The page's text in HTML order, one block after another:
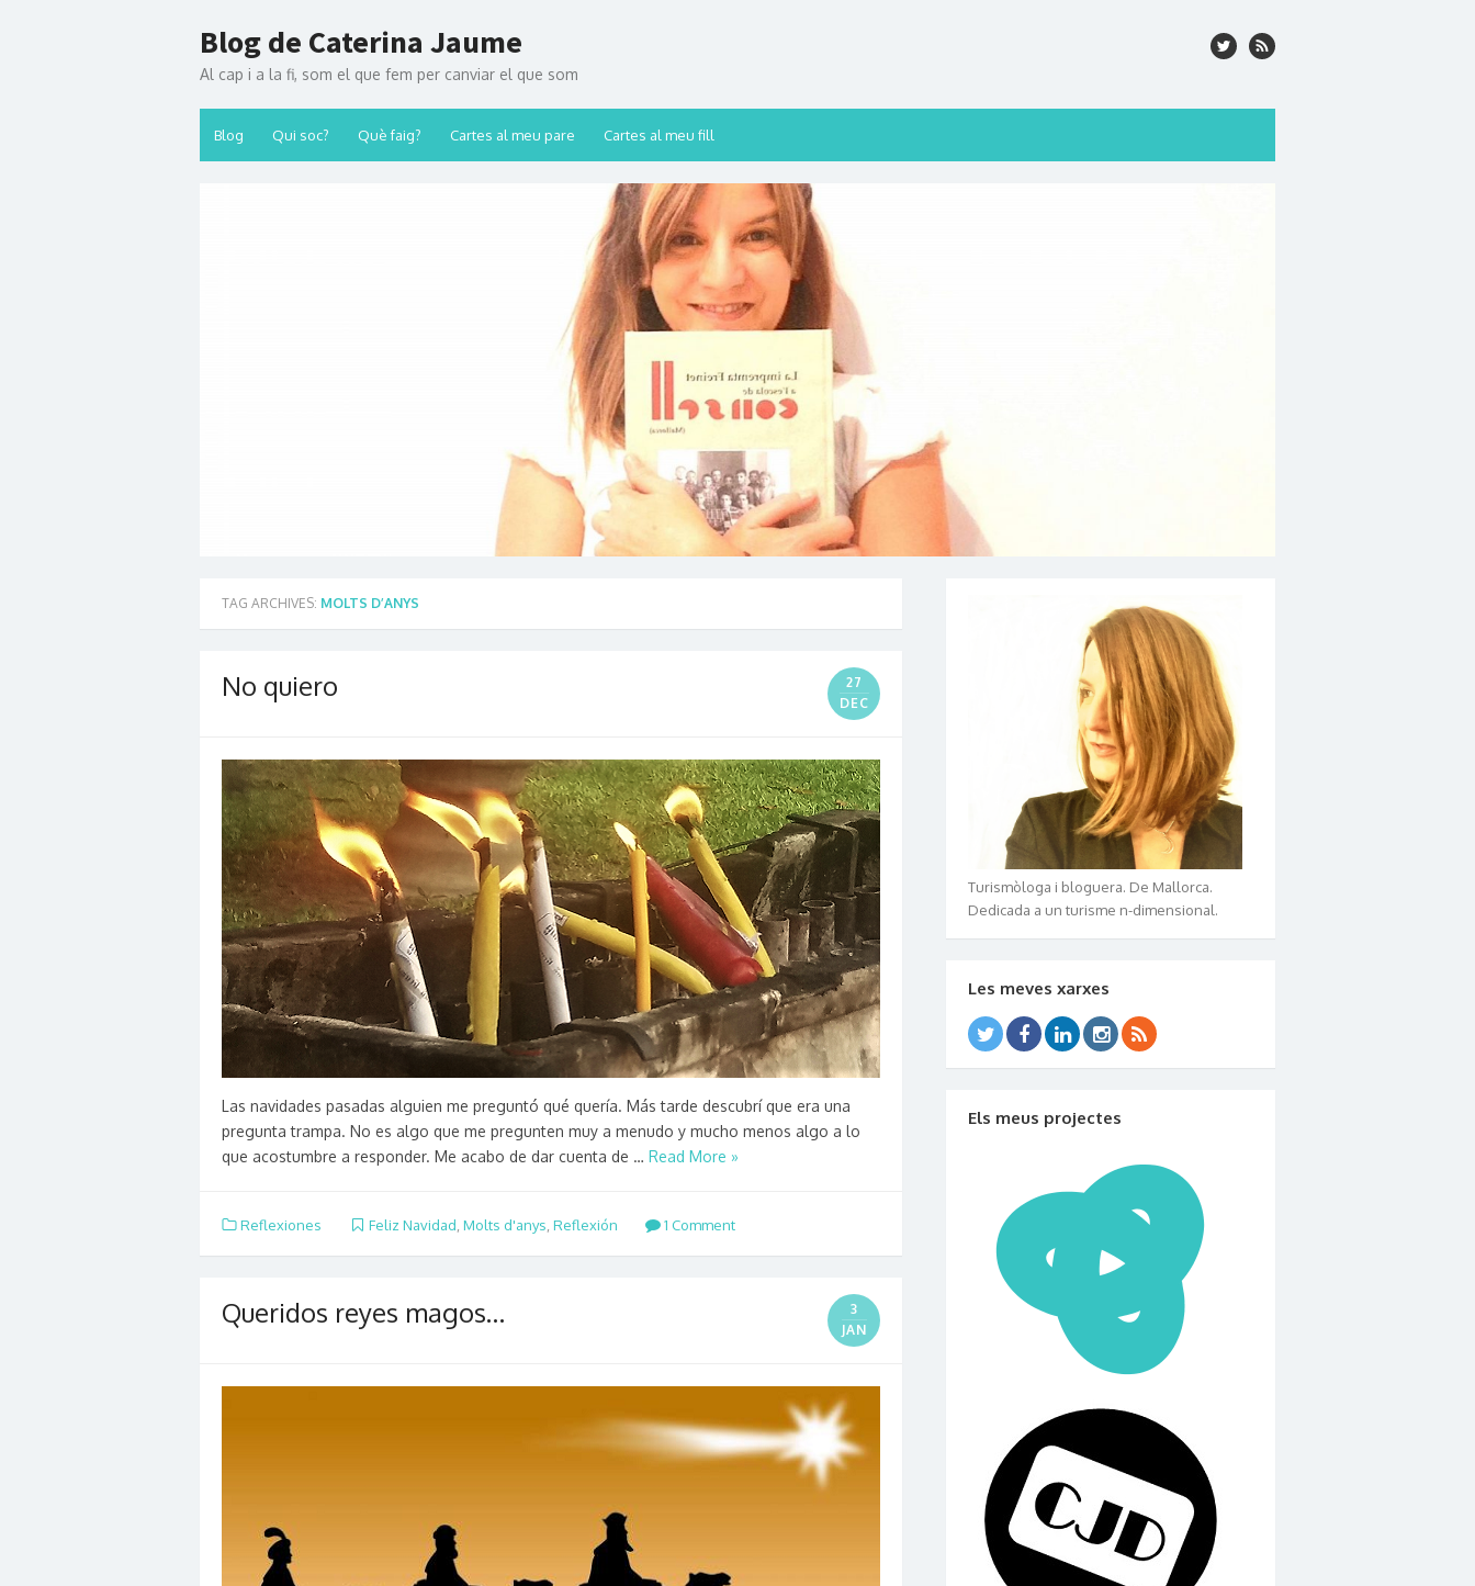
Blog de Caterina Jaume
Al cap i a la fi, som el que fem per canviar el que som
Blog Qui soc? Què faig? Cartes al meu pare Cartes al meu fill
TAG ARCHIVES: MOLTS D’ANYS
No quiero
27
DEC
Las navidades pasadas alguien me preguntó qué quería. Más tarde descubrí que era una
pregunta trampa. No es algo que me pregunten muy a menudo y mucho menos algo a lo
que acostumbre a responder. Me acabo de dar cuenta de … Read More »
Reflexiones Feliz Navidad Molts d'anys Reflexión 1 Comment
Queridos reyes magos…
3
JAN
Turismòloga i bloguera. De Mallorca.
Dedicada a un turisme n-dimensional.
Les meves xarxes
Els meus projectes